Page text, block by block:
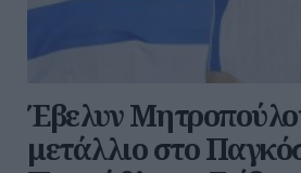
Έβελυν
μετάλλιο στο